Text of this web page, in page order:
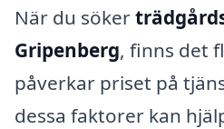
När du söker
Gripenberg, finns det
påverkar priset på
dessa faktorer kan